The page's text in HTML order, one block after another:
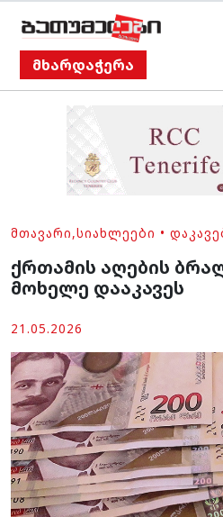
მხარდაჭერა
ᲛᲗᲐᲕᲐᲠᲘ,ᲡᲘᲐᲮᲚᲔᲔᲑᲘ •
ქრთამის აღების
მოხელე დააკავეს
21.05.2026